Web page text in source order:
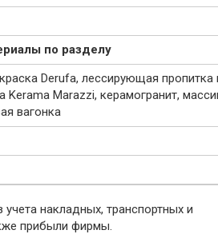
по разделу
Derufa, лессирующая пропитка
Kerama Marazzi, керамогранит,
вагонка
накладных, транспортных и
прибыли фирмы.